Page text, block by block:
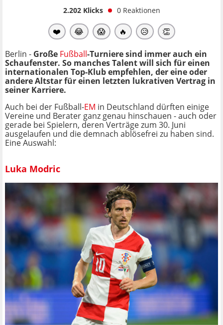
2.202Klicks 0 Reaktionen
❤️ 😂 😱 🔥 😥 👏
Berlin - Große Fußball-Turniere sind immer auch ein
Schaufenster. So manches Talent will sich für einen
internationalen Top-Klub empfehlen, der eine oder
andere Altstar für einen letzten lukrativen Vertrag in
seiner Karriere.
Auch bei der Fußball-EM in Deutschland dürften einige
Vereine und Berater ganz genau hinschauen - auch oder
gerade bei Spielern, deren Verträge zum 30. Juni
ausgelaufen und die demnach ablösefrei zu haben sind.
Eine Auswahl:
Luka Modric